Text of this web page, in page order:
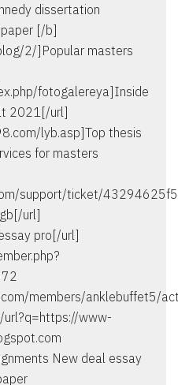
dissertation
[/b]
2/]Popular masters
fotogalereya]Inside
2021[/url]
lyb.asp]Top thesis
for masters
support/ticket/
url]
pro[/url]
members/anklebuffet5/
url?q=https://www-
New deal essay